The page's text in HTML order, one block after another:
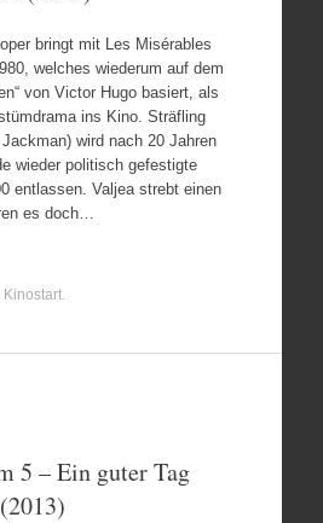
bringt mit Les Misérables
welches wiederum auf dem
von Victor Hugo basiert, als
ins Kino. Sträfling
wird nach 20 Jahren
wieder politisch gefestigte
entlassen. Valjea strebt einen
es doch…
Kinostart.
5 – Ein guter Tag